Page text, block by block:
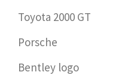
Toyota 2000 GT
Porsche
Bentley logo